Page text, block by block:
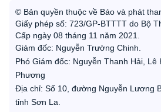
© Bản quyền thuộc về Báo và phát
Giấy phép số: 723/GP-BTTTT do Bộ
Cấp ngày 08 tháng 11 năm 2021.
Giám đốc: Nguyễn Trường Chinh.
Phó Giám đốc: Nguyễn Thanh Hải, Lê
Phương
Địa chỉ: Số 10, đường Nguyễn Lương
tỉnh Sơn La.